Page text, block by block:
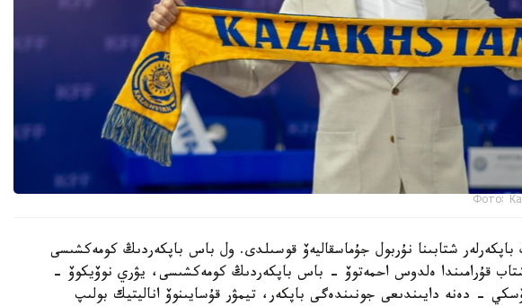
Фото:
باپكەرلەر شتابىنا نۇربول جۇماسقاليەۆ قوسىلدى. ول باس باپكەردىڭ كومەكشىسى
شتاب قۇرامىندا ەلدوس احمەتوۆ - باس باپكەردىڭ كومەكشىسى، يۋري نوۆيكوۆ -
- دەنە دايىندىعى جونىندەگى باپكەر، تيمۋر قۇسايىنوۆ اناليتيك بولىپ